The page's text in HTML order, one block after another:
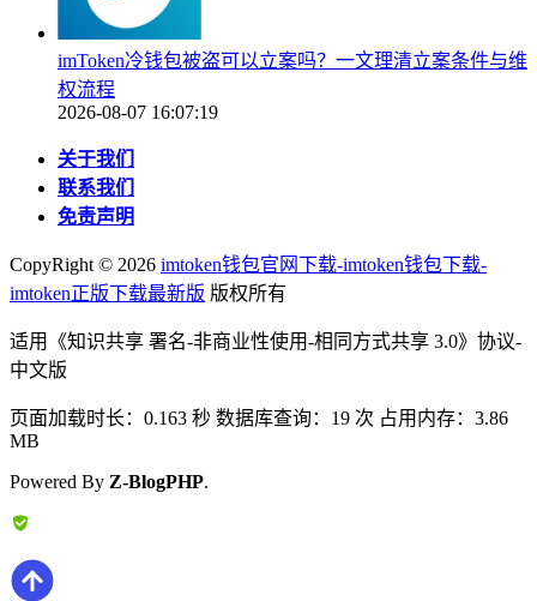
imToken冷钱包被盗可以立案吗？一文理清立案条件与维
权流程
2026-08-07 16:07:19
关于我们
联系我们
免责声明
CopyRight © 2026 imtoken钱包官网下载-imtoken钱包下载-
imtoken正版下载最新版 版权所有
适用《知识共享 署名-非商业性使用-相同方式共享 3.0》协议-
中文版
页面加载时长：0.163 秒 数据库查询：19 次 占用内存：3.86
MB
Powered By Z-BlogPHP.